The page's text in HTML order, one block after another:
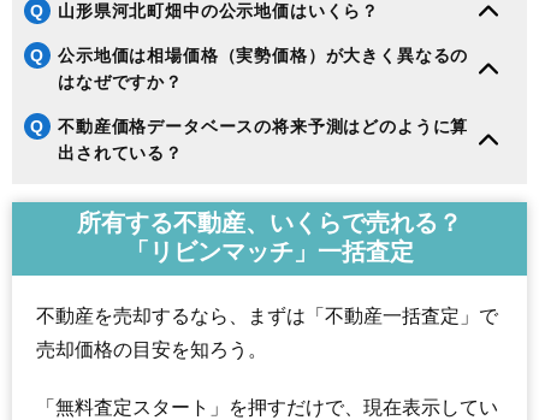
Q 山形県河北町畑中の公示地価はいくら？
Q
公示地価は相場価格（実勢価格）が大きく異なるの
はなぜですか？
Q
不動産価格データベースの将来予測はどのように算
出されている？
所有する不動産、いくらで売れる？
「リビンマッチ」一括査定
不動産を売却するなら、まずは「不動産一括査定」で
売却価格の目安を知ろう。
「無料査定スタート」を押すだけで、現在表示してい